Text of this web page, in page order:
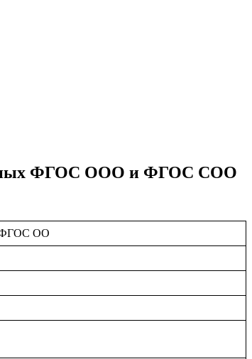
ФГОС ООО и ФГОС СОО
ФГОС ОО